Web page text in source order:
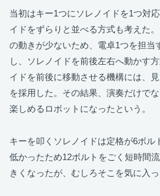
当初はキー1つにソレノイドを1つ対
イドをずらりと並べる方式も考えた
の動きが少ないため、電卓1つを担当
し、ソレノイドを前後左右へ動かす
イドを前後に移動させる機構には、
を採用した。その結果、演奏だけで
楽しめるロボットになったという。
キーを叩くソレノイドは定格が6ボル
低かったため12ボルトをごく短時間
きくなったが、むしろそこを気に入っ